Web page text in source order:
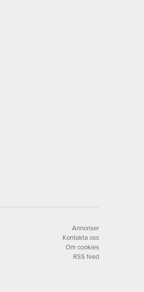
Annonser
Kontakta oss
Om cookies
RSS feed